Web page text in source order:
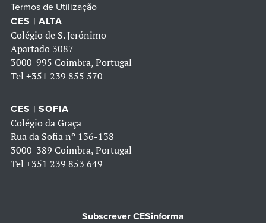
Termos de Utilização
CES | ALTA
Colégio de S. Jerónimo
Apartado 3087
3000-995 Coimbra, Portugal
Tel +351 239 855 570
CES | SOFIA
Colégio da Graça
Rua da Sofia nº 136-138
3000-389 Coimbra, Portugal
Tel +351 239 853 649
Subscrever CESinforma